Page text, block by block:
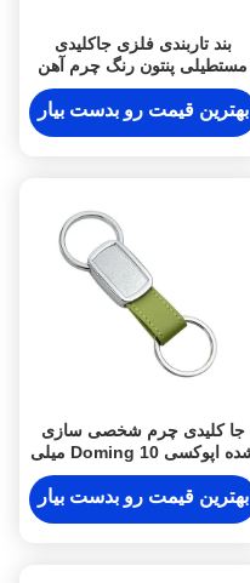
بند تاربندی فلزی جاکلیدی
مستطیلی پنتون رنگ چرم آهن
آلیاژ روی
بهترین قیمت رو بدست بیار
جا کلیدی چرم شخصی سازی
شده اپوکسی Doming 10 میلی
متری جا کلیدی فلزی نوار
برجسته
بهترین قیمت رو بدست بیار